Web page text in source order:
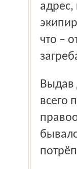
что –
Выдав дежурный заряд обид на власть, которые чаще
всего